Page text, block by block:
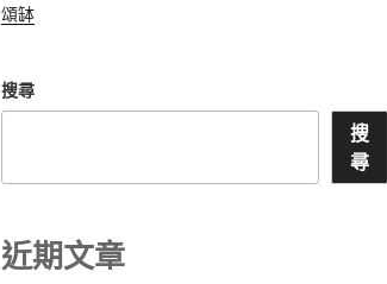
頌缽
搜尋
搜
尋
近期文章